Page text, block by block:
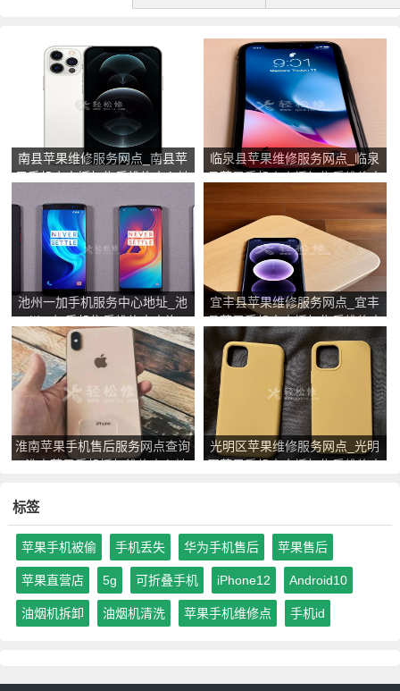
南县苹果维修服务网点_南县苹
果手机官方授权售后维修中心地
临泉县苹果维修服务网点_临泉
县苹果手机官方授权售后维修中
心地址电话
池州一加手机服务中心地址_池
州一加手机售后维修点查询
宜丰县苹果维修服务网点_宜丰
县苹果手机官方授权售后维修中
心地址电话
淮南苹果手机售后服务网点查询
_淮南苹果手机授权维修中心地
光明区苹果维修服务网点_光明
区苹果手机官方授权售后维修中
标签
苹果手机被偷 手机丢失 华为手机售后 苹果售后
苹果直营店 5g 可折叠手机 iPhone12 Android10
油烟机拆卸 油烟机清洗 苹果手机维修点 手机id